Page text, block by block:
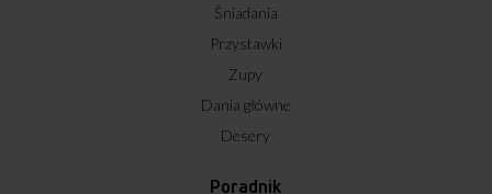
Śniadania
Przystawki
Zupy
Dania główne
Desery
Poradnik